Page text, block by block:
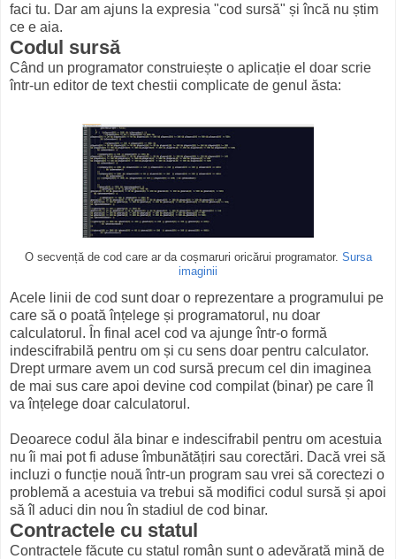
faci tu. Dar am ajuns la expresia "cod sursă" și încă nu știm
ce e aia.
Codul sursă
Când un programator construiește o aplicație el doar scrie
într-un editor de text chestii complicate de genul ăsta:
O secvență de cod care ar da coșmaruri oricărui programator. Sursa
imaginii
Acele linii de cod sunt doar o reprezentare a programului pe
care să o poată înțelege și programatorul, nu doar
calculatorul. În final acel cod va ajunge într-o formă
indescifrabilă pentru om și cu sens doar pentru calculator.
Drept urmare avem un cod sursă precum cel din imaginea
de mai sus care apoi devine cod compilat (binar) pe care îl
va înțelege doar calculatorul.
Deoarece codul ăla binar e indescifrabil pentru om acestuia
nu îi mai pot fi aduse îmbunătățiri sau corectări. Dacă vrei să
incluzi o funcție nouă într-un program sau vrei să corectezi o
problemă a acestuia va trebui să modifici codul sursă și apoi
să îl aduci din nou în stadiul de cod binar.
Contractele cu statul
Contractele făcute cu statul român sunt o adevărată mină de